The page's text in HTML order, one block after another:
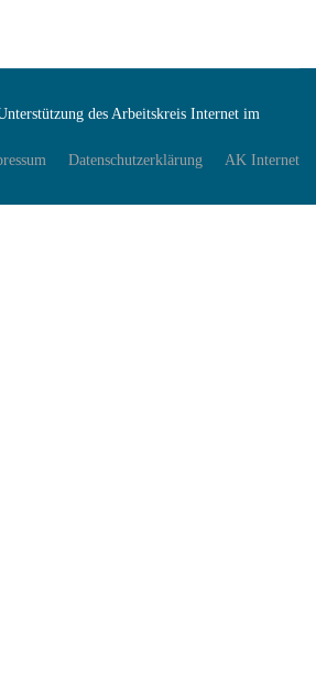
des Arbeitskreis Internet im
Datenschutzerklärung AK Internet